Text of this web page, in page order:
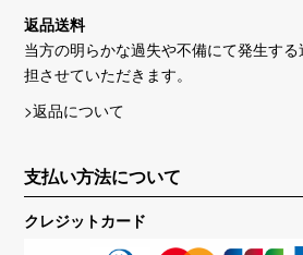
返品送料
当方の明らかな過失や不備にて発生す
担させていただきます。
>返品について
支払い方法について
クレジットカード